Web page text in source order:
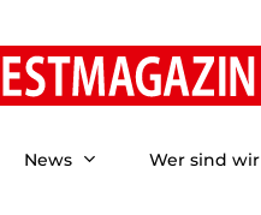
News Wer sind wir